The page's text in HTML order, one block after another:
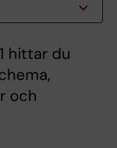
hittar du
och